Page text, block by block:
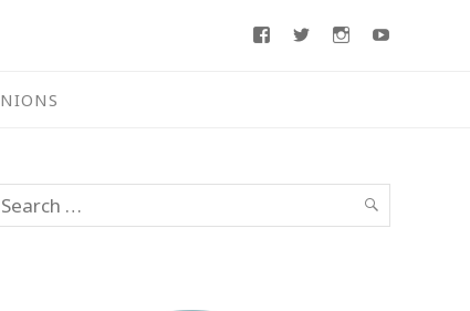
FacebookTwitterInstagram
Search
SEARCH